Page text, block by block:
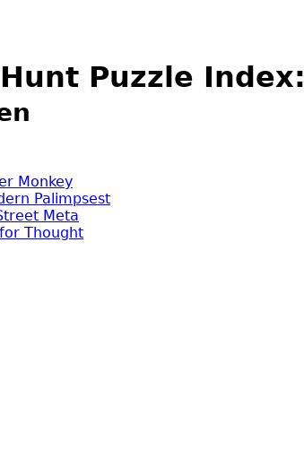
Puzzle
Monkey
Palimpsest
Meta
Thought